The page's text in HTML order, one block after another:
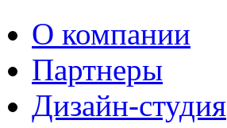
О компании
Партнеры
Дизайн-студия